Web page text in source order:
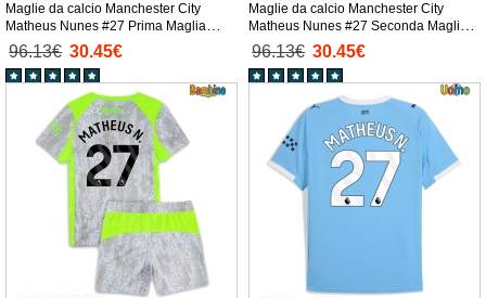
Maglie da calcio Manchester City
Matheus Nunes #27 Prima Maglia
Bambino 2025-26 Manica Corta +
Pantaloni corti)
96.13€ 30.45€
Maglie da calcio Manchester City
Matheus Nunes #27 Seconda Maglia
Bambino 2025-26 Manica Corta +
Pantaloni corti)
96.13€ 30.45€